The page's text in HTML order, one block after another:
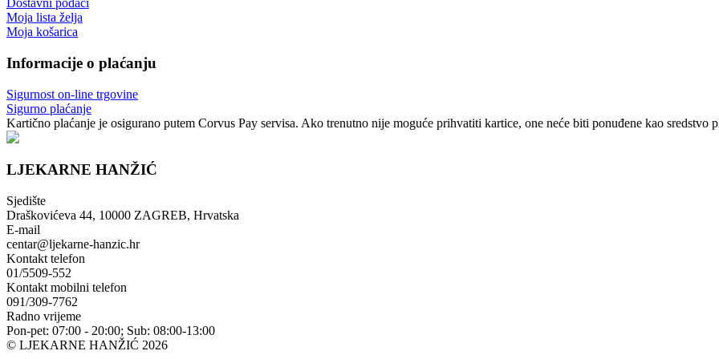
Dostavni podaci
Moja lista želja
Moja košarica
Informacije o plaćanju
Sigurnost on-line trgovine
Sigurno plaćanje
Kartično plaćanje je osigurano putem Corvus Pay servisa. Ako trenutno nije moguće prihvatiti kartice, one neće biti ponuđene kao sredstvo
LJEKARNE HANŽIĆ
Sjedište
Draškovićeva 44, 10000 ZAGREB, Hrvatska
E-mail
centar@ljekarne-hanzic.hr
Kontakt telefon
01/5509-552
Kontakt mobilni telefon
091/309-7762
Radno vrijeme
Pon-pet: 07:00 - 20:00; Sub: 08:00-13:00
© LJEKARNE HANŽIĆ 2026